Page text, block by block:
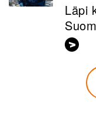
Läpi